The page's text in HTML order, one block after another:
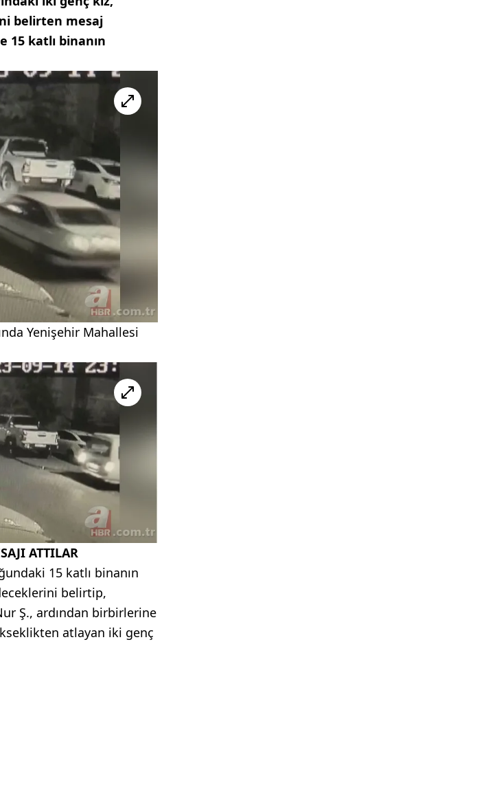
belirten mesaj
katlı binanın
Yenişehir Mahallesi
ATTILAR
15 katlı binanın
belirtip,
Ş., ardından birbirlerine
atlayan iki genç